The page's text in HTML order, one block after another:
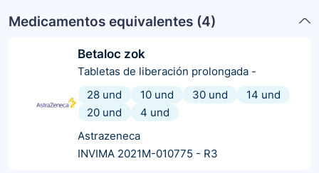
Medicamentos equivalentes (4)
Betaloc zok
Tabletas de liberación prolongada -
28 und
10 und 30 und
14 und
20 und
4 und
Astrazeneca
INVIMA 2021M-010775 - R3